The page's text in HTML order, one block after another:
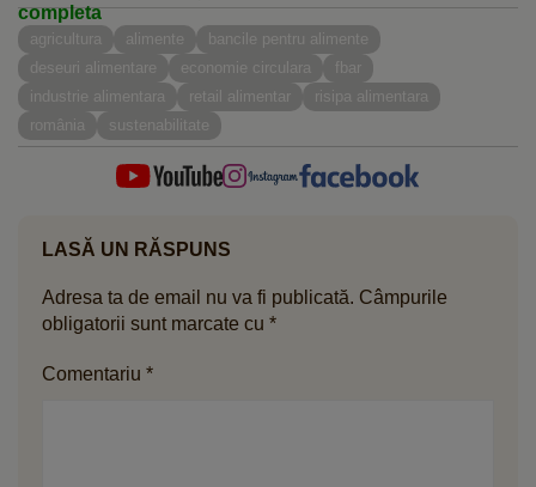
completa
agricultura alimente
bancile pentru alimente
deseuri alimentare
economie circulara
fbar
industrie alimentara
retail alimentar
risipa alimentara
românia
sustenabilitate
LASĂ UN RĂSPUNS
Adresa ta de email nu va fi publicată. Câmpurile
obligatorii sunt marcate cu *
Comentariu *